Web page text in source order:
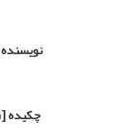
نویسنده
چکیده[English]